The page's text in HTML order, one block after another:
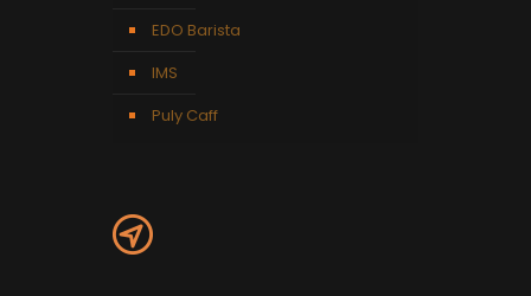
EDO Barista
IMS
Puly Caff